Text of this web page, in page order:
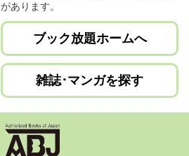
があります。
ブック放題ホームへ
雑誌･マンガを探す